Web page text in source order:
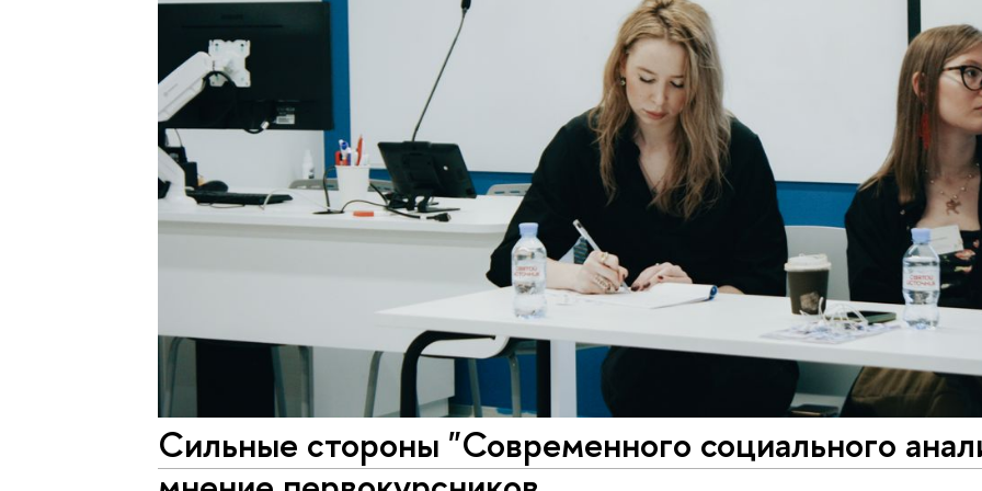
Сильные стороны "Современного социального